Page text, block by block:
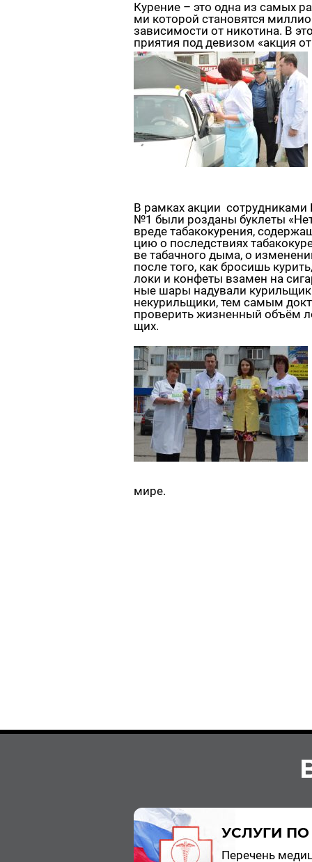
Ку­ре­ние – это одна из самых
ми ко­то­рой ста­но­вят­ся
за­ви­си­мо­сти от ни­ко­ти­на. В
при­я­тия под де­ви­зом «акция
В рам­ках акции со­труд­ни­ка­ми
№1 были роз­да­ны бук­ле­ты
вреде та­ба­ко­ку­ре­ния,
цию о по­след­стви­ях
ве та­бач­но­го дыма, о
после того, как бро­сишь
ло­ки и кон­фе­ты вза­мен на
ные шары на­ду­ва­ли
неку­риль­щи­ки, тем самым
про­ве­рить жиз­нен­ный объём
щих.
мире.
УСЛУГИ
Пе­ре­чень